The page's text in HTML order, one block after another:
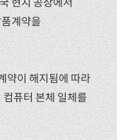
계약을
약이 해지됨에 따라
퓨터 본체 일체를